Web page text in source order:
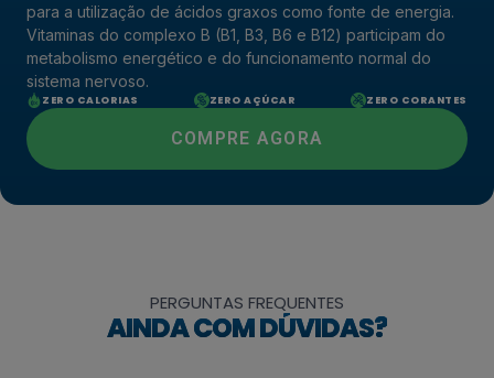
para a utilização de ácidos graxos como fonte de energia.
Vitaminas do complexo B (B1, B3, B6 e B12) participam do
metabolismo energético e do funcionamento normal do
sistema nervoso.
ZERO CALORIAS ZERO AÇÚCAR ZERO CORANTES
COMPRE AGORA
PERGUNTAS FREQUENTES
AINDA COM DÚVIDAS?